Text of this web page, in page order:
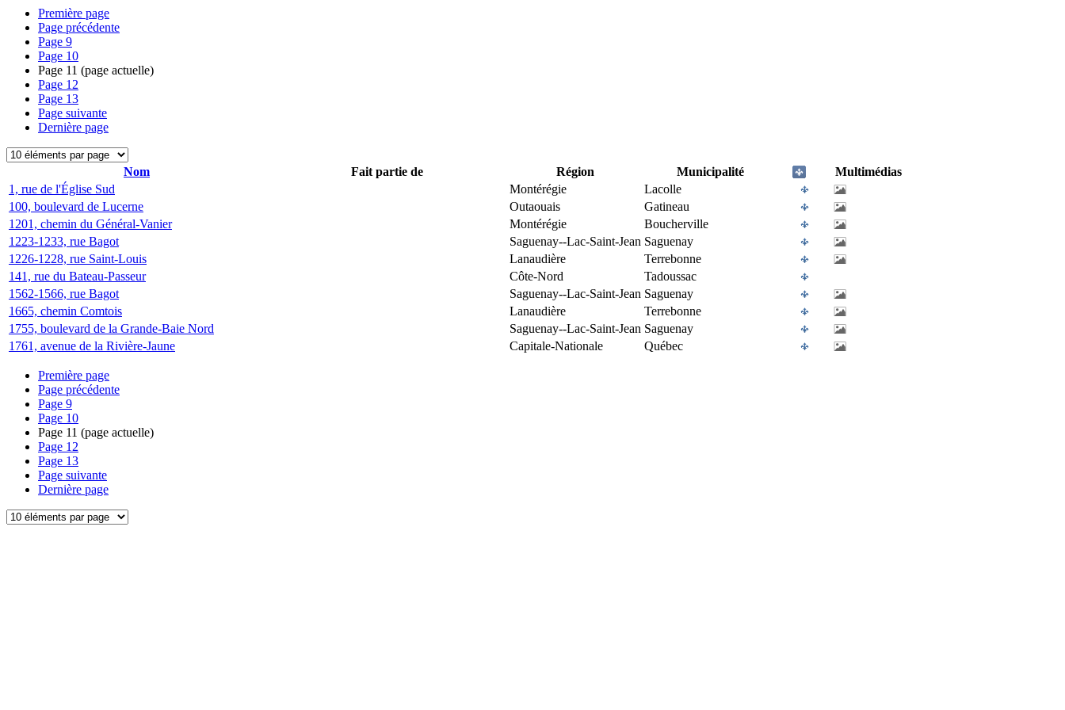
Première page
Page précédente
Page 9
Page 10
Page 11 (page actuelle)
Page 12
Page 13
Page suivante
Dernière page
Nom Fait partie de Région Municipalité
Multimédias
1, rue de l'Église Sud
Montérégie
Lacolle
100, boulevard de Lucerne
Outaouais
Gatineau
1201, chemin du Général-Vanier
Montérégie
Boucherville
1223-1233, rue Bagot
Saguenay--Lac-Saint-Jean Saguenay
1226-1228, rue Saint-Louis
Lanaudière
Terrebonne
141, rue du Bateau-Passeur
Côte-Nord
Tadoussac
1562-1566, rue Bagot
Saguenay--Lac-Saint-Jean Saguenay
1665, chemin Comtois
Lanaudière
Terrebonne
1755, boulevard de la Grande-Baie Nord
Saguenay--Lac-Saint-Jean Saguenay
1761, avenue de la Rivière-Jaune
Capitale-Nationale Québec
Première page
Page précédente
Page 9
Page 10
Page 11 (page actuelle)
Page 12
Page 13
Page suivante
Dernière page